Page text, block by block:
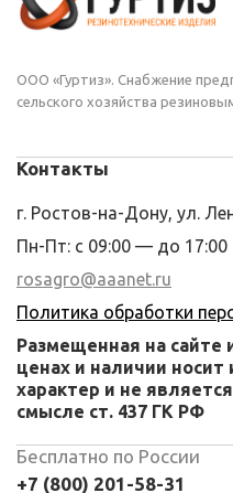
ООО «Гуртиз». Снабжение
сельского хозяйства
Контакты
г. Ростов-на-Дону, ул.
Пн-Пт: с 09:00 — до 17:00
rosagro@aaanet.ru
Политика обработки
Размещенная на сайте
ценах и наличии
характер и не
смысле ст. 437 ГК РФ
Бесплатно по России
+7 (800) 201-58-31